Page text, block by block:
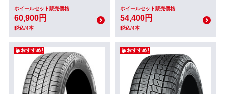
ホイールセット販売価格
60,900円
税込/4本
ホイールセット販売価格
54,400円
税込/4本